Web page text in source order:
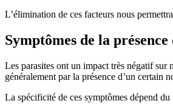
L’élimination de ces facteurs nous
Symptômes de la
Les parasites ont un impact très négatif sur
généralement par la présence d’un certain
La spécificité de ces symptômes dépend